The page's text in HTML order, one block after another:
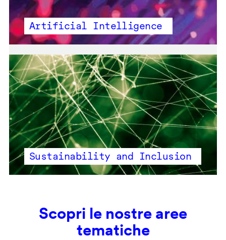
Artificial Intelligence
Sustainability and Inclusion
Scopri le nostre aree
tematiche